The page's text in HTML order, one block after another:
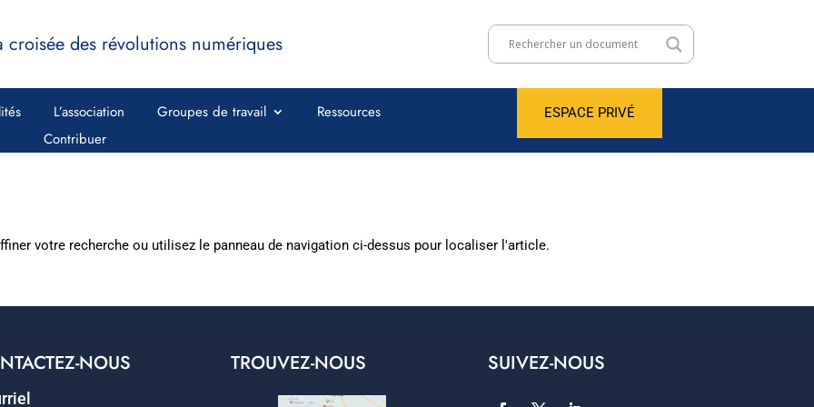
croisée des révolutions numériques
L’association Groupes de travail
Ressources
Contribuer
ESPACE PRIVÉ
votre recherche ou utilisez le panneau de navigation ci-dessus pour localiser l'article.
NOUS TROUVEZ-NOUS SUIVEZ-NOUS